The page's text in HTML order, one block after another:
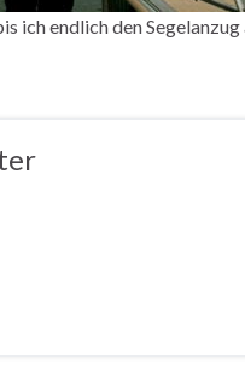
ich endlich den